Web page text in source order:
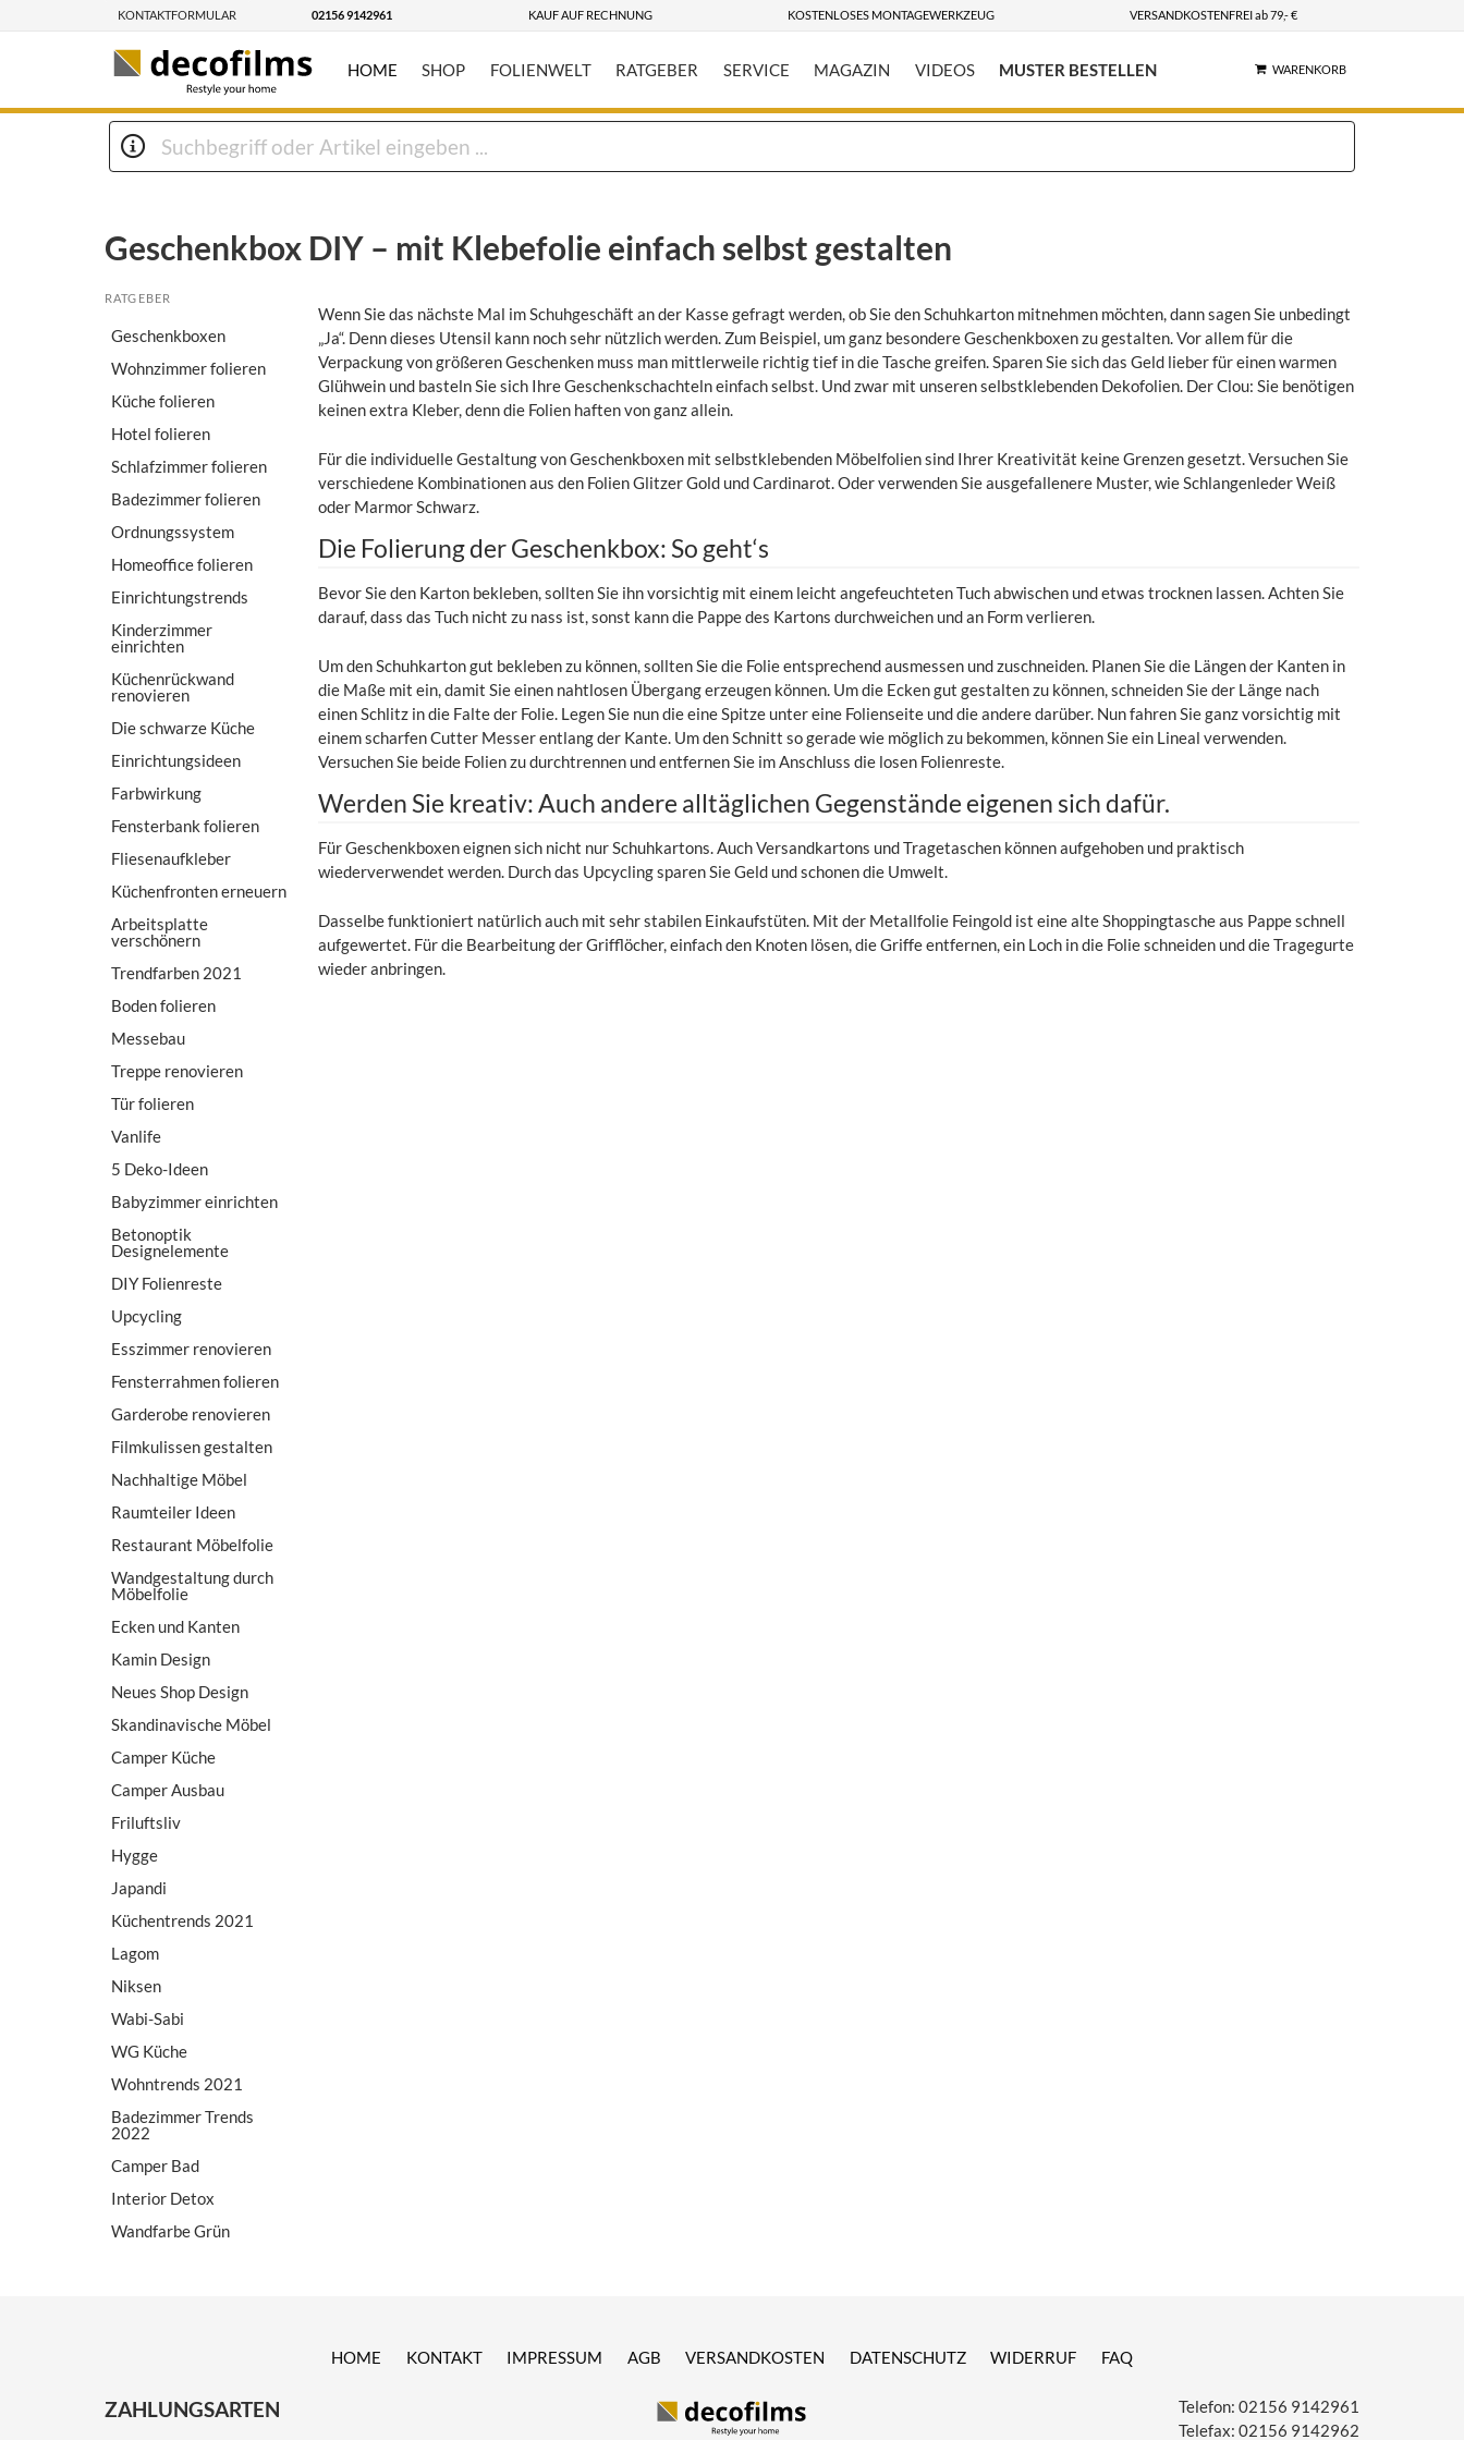
KONTAKTFORMULAR 02156 9142961 KAUF AUF RECHNUNG KOSTENLOSES MONTAGEWERKZEUG VERSANDKOSTENFREI ab 79,- €
HOME SHOP FOLIENWELT RATGEBER SERVICE MAGAZIN VIDEOS MUSTER BESTELLEN WARENKORB
Geschenkbox DIY – mit Klebefolie einfach selbst gestalten
RATGEBER
Geschenkboxen
Wohnzimmer folieren
Küche folieren
Hotel folieren
Schlafzimmer folieren
Badezimmer folieren
Ordnungssystem
Homeoffice folieren
Einrichtungstrends
Kinderzimmer
einrichten
Küchenrückwand
renovieren
Die schwarze Küche
Einrichtungsideen
Farbwirkung
Fensterbank folieren
Fliesenaufkleber
Küchenfronten erneuern
Arbeitsplatte
verschönern
Trendfarben 2021
Boden folieren
Messebau
Treppe renovieren
Tür folieren
Vanlife
5 Deko-Ideen
Babyzimmer einrichten
Betonoptik
Designelemente
DIY Folienreste
Upcycling
Esszimmer renovieren
Fensterrahmen folieren
Garderobe renovieren
Filmkulissen gestalten
Nachhaltige Möbel
Raumteiler Ideen
Restaurant Möbelfolie
Wandgestaltung durch
Möbelfolie
Ecken und Kanten
Kamin Design
Neues Shop Design
Skandinavische Möbel
Camper Küche
Camper Ausbau
Friluftsliv
Hygge
Japandi
Küchentrends 2021
Lagom
Niksen
Wabi-Sabi
WG Küche
Wohntrends 2021
Badezimmer Trends
2022
Camper Bad
Interior Detox
Wandfarbe Grün
Wenn Sie das nächste Mal im Schuhgeschäft an der Kasse gefragt werden, ob Sie den Schuhkarton mitnehmen möchten, dann sagen Sie unbedingt
„Ja“. Denn dieses Utensil kann noch sehr nützlich werden. Zum Beispiel, um ganz besondere Geschenkboxen zu gestalten. Vor allem für die
Verpackung von größeren Geschenken muss man mittlerweile richtig tief in die Tasche greifen. Sparen Sie sich das Geld lieber für einen warmen
Glühwein und basteln Sie sich Ihre Geschenkschachteln einfach selbst. Und zwar mit unseren selbstklebenden Dekofolien. Der Clou: Sie benötigen
keinen extra Kleber, denn die Folien haften von ganz allein.
Für die individuelle Gestaltung von Geschenkboxen mit selbstklebenden Möbelfolien sind Ihrer Kreativität keine Grenzen gesetzt. Versuchen Sie
verschiedene Kombinationen aus den Folien Glitzer Gold und Cardinarot. Oder verwenden Sie ausgefallenere Muster, wie Schlangenleder Weiß
oder Marmor Schwarz.
Die Folierung der Geschenkbox: So geht‘s
Bevor Sie den Karton bekleben, sollten Sie ihn vorsichtig mit einem leicht angefeuchteten Tuch abwischen und etwas trocknen lassen. Achten Sie
darauf, dass das Tuch nicht zu nass ist, sonst kann die Pappe des Kartons durchweichen und an Form verlieren.
Um den Schuhkarton gut bekleben zu können, sollten Sie die Folie entsprechend ausmessen und zuschneiden. Planen Sie die Längen der Kanten in
die Maße mit ein, damit Sie einen nahtlosen Übergang erzeugen können. Um die Ecken gut gestalten zu können, schneiden Sie der Länge nach
einen Schlitz in die Falte der Folie. Legen Sie nun die eine Spitze unter eine Folienseite und die andere darüber. Nun fahren Sie ganz vorsichtig mit
einem scharfen Cutter Messer entlang der Kante. Um den Schnitt so gerade wie möglich zu bekommen, können Sie ein Lineal verwenden.
Versuchen Sie beide Folien zu durchtrennen und entfernen Sie im Anschluss die losen Folienreste.
Werden Sie kreativ: Auch andere alltäglichen Gegenstände eigenen sich dafür.
Für Geschenkboxen eignen sich nicht nur Schuhkartons. Auch Versandkartons und Tragetaschen können aufgehoben und praktisch
wiederverwendet werden. Durch das Upcycling sparen Sie Geld und schonen die Umwelt.
Dasselbe funktioniert natürlich auch mit sehr stabilen Einkaufstüten. Mit der Metallfolie Feingold ist eine alte Shoppingtasche aus Pappe schnell
aufgewertet. Für die Bearbeitung der Grifflöcher, einfach den Knoten lösen, die Griffe entfernen, ein Loch in die Folie schneiden und die Tragegurte
wieder anbringen.
HOME KONTAKT IMPRESSUM AGB VERSANDKOSTEN DATENSCHUTZ WIDERRUF FAQ
ZAHLUNGSARTEN Telefon: 02156 9142961
Telefax: 02156 9142962